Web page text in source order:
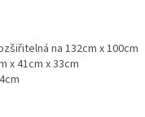
na 132cm x 100cm
x 41cm x 33cm